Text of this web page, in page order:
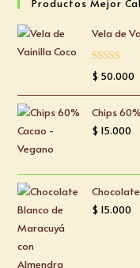
Vela de
Valorado
$ 50.000
Chips
$ 15.000
$ 15.000